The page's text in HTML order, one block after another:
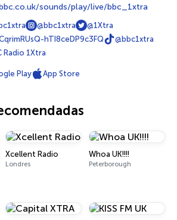
sounds/play/live/bbc_1xtra
@bbc1xtra
@1Xtra
hTI8ceDP9c3FQ
@bbc1xtra
Radio 1Xtra
Play App Store
Xcellent Radio
Londres
Whoa UK!!!!
Peterborough